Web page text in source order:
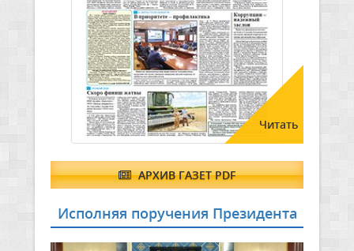
Читать
АРХИВ ГАЗЕТ PDF
Исполняя поручения Президента